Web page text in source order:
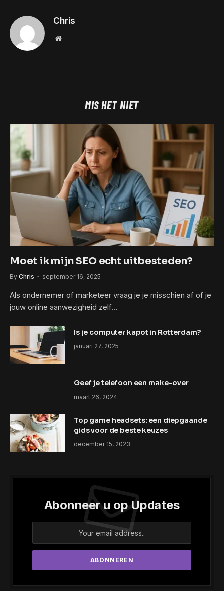
Chris
Website
MIS HET NIET
Moet ik mijn SEO echt uitbesteden?
By Chris september 16, 2025
Als ondernemer of marketeer vraag je je misschien af of je
jouw online aanwezigheid zelf…
Is je computer kapot in Rotterdam?
januari 27, 2025
Geef je telefoon een make-over
maart 26, 2024
Top game headsets: een diepgaande
gids voor de beste keuzes
december 15, 2023
Abonneer u op Updates